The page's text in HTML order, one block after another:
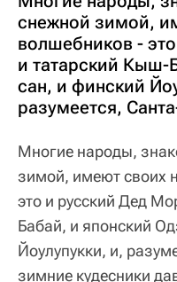
снежной зимой,
волшебников -
и татарский Кыш-
сан, и финский
разумеется,
Многие народы,
зимой, имеют своих
это и русский Дед
Бабай, и японский
Йоулупукки, и,
зимние кудесники